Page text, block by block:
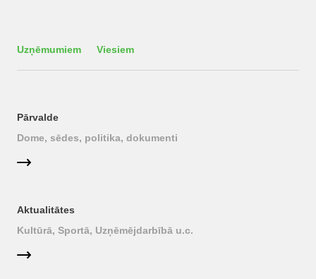
Uzņēmumiem Viesiem
Pārvalde
Dome, sēdes, politika, dokumenti
Aktualitātes
Kultūrā, Sportā, Uzņēmējdarbībā u.c.